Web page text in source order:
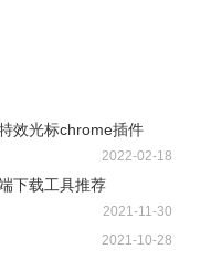
效光标chrome插件
2022-02-18
下载工具推荐
2021-11-30
2021-10-28